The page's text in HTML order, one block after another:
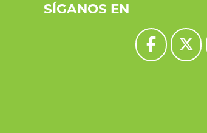
SÍGANOS EN